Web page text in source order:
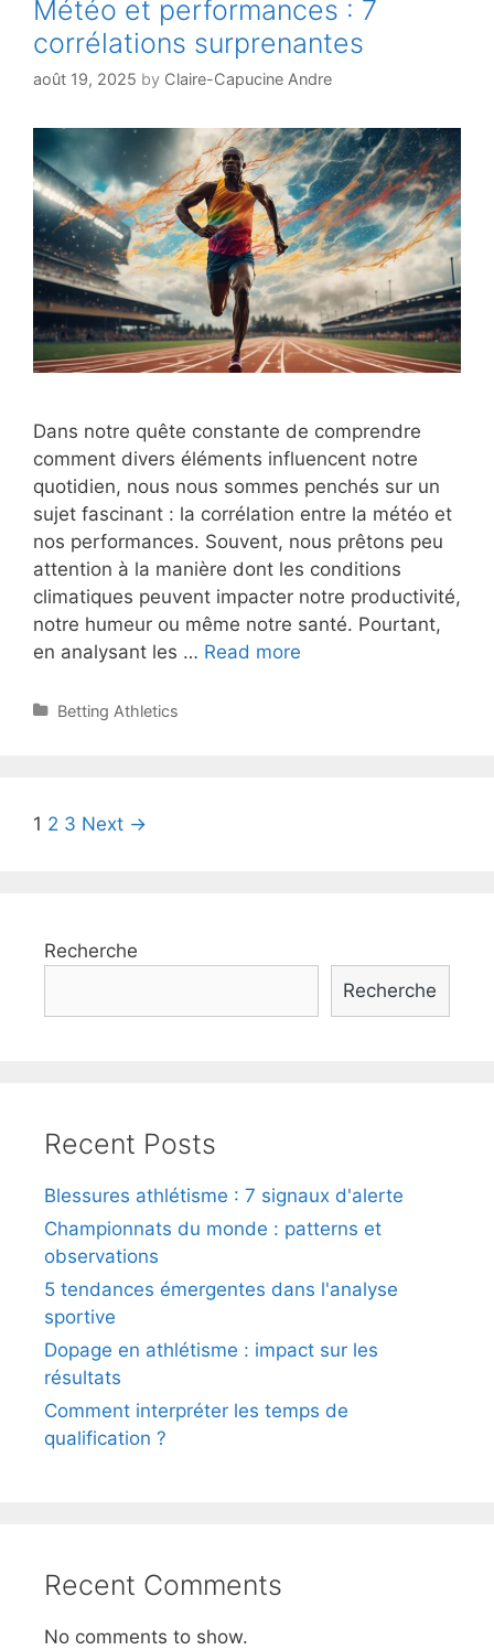
Météo et performances : 7
corrélations surprenantes
août 19, 2025 by Claire-Capucine Andre
Dans notre quête constante de comprendre
comment divers éléments influencent notre
quotidien, nous nous sommes penchés sur un
sujet fascinant : la corrélation entre la météo et
nos performances. Souvent, nous prêtons peu
attention à la manière dont les conditions
climatiques peuvent impacter notre productivité,
notre humeur ou même notre santé. Pourtant,
en analysant les … Read more
Categories
Betting Athletics
Post
1 2 3 Next →
Recherche
Recherche
Recent Posts
Blessures athlétisme : 7 signaux d'alerte
Championnats du monde : patterns et
observations
5 tendances émergentes dans l'analyse
sportive
Dopage en athlétisme : impact sur les
résultats
Comment interpréter les temps de
qualification ?
Recent Comments
No comments to show.